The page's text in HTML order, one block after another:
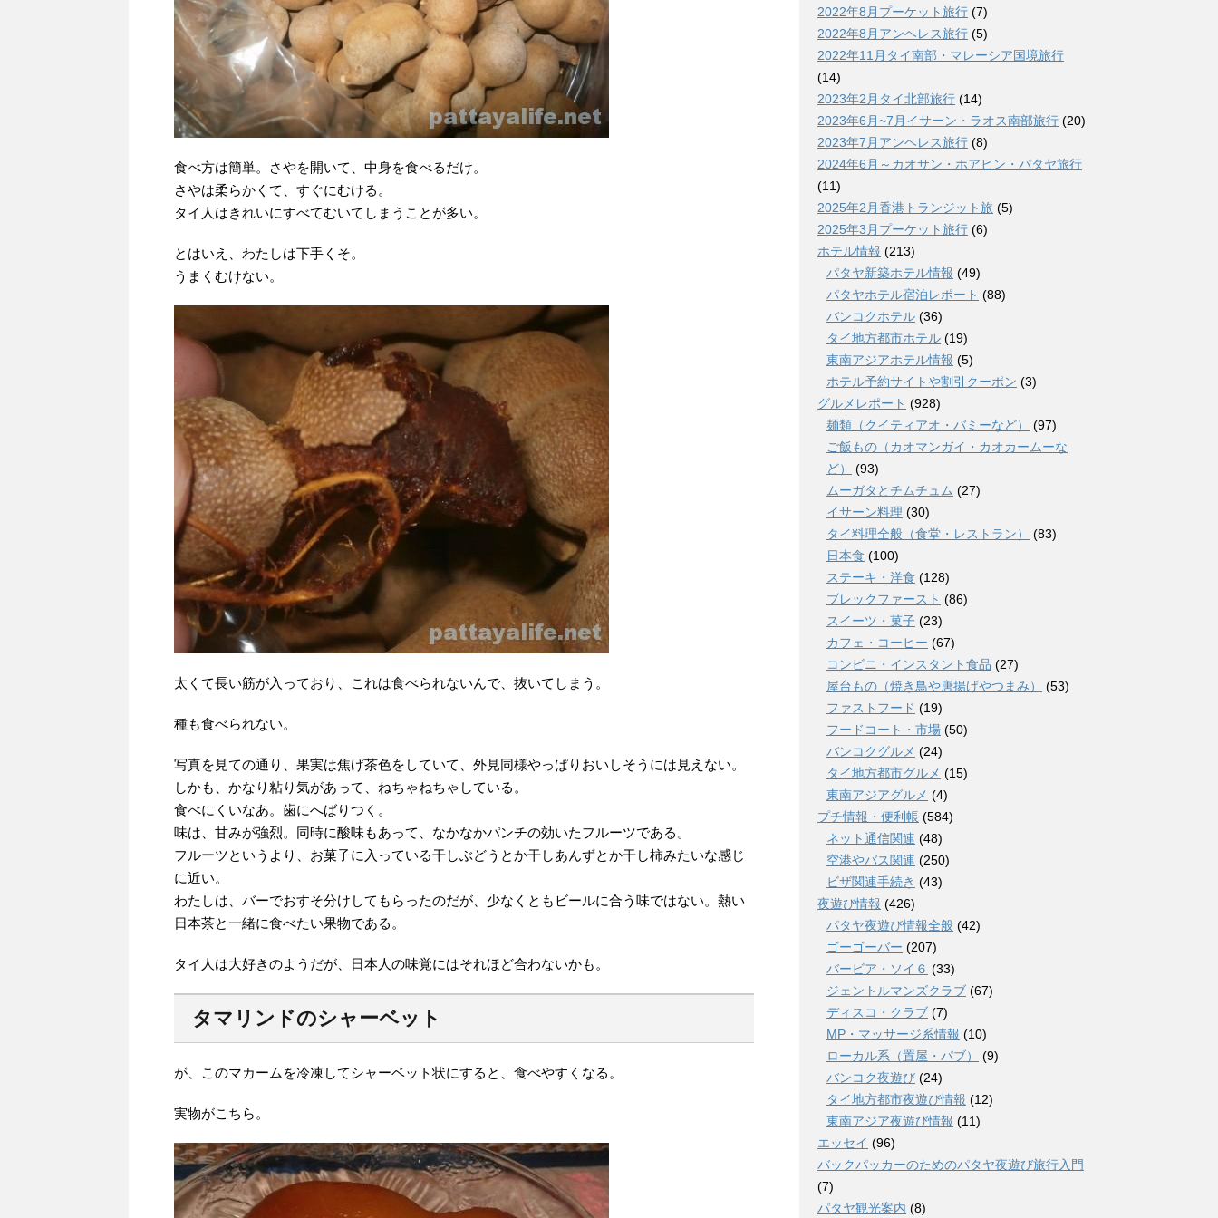
食べ方は簡単。さやを開いて、中身を食べるだけ。
さやは柔らかくて、すぐにむける。
タイ人はきれいにすべてむいてしまうことが多い。
とはいえ、わたしは下手くそ。
うまくむけない。
太くて長い筋が入っており、これは食べられないんで、抜いてしまう。
種も食べられない。
写真を見ての通り、果実は焦げ茶色をしていて、外見同様やっぱりおいしそうには見えない。
しかも、かなり粘り気があって、ねちゃねちゃしている。
食べにくいなあ。歯にへばりつく。
味は、甘みが強烈。同時に酸味もあって、なかなかパンチの効いたフルーツである。
フルーツというより、お菓子に入っている干しぶどうとか干しあんずとか干し柿みたいな感じ
に近い。
わたしは、バーでおすそ分けしてもらったのだが、少なくともビールに合う味ではない。熱い
日本茶と一緒に食べたい果物である。
タイ人は大好きのようだが、日本人の味覚にはそれほど合わないかも。
タマリンドのシャーベット
が、このマカームを冷凍してシャーベット状にすると、食べやすくなる。
実物がこちら。
2022年8月プーケット旅行 (7)
2022年8月アンヘレス旅行 (5)
2022年11月タイ南部・マレーシア国境旅行
(14)
2023年2月タイ北部旅行 (14)
2023年6月~7月イサーン・ラオス南部旅行 (20)
2023年7月アンヘレス旅行 (8)
2024年6月～カオサン・ホアヒン・パタヤ旅行
(11)
2025年2月香港トランジット旅 (5)
2025年3月プーケット旅行 (6)
ホテル情報 (213)
パタヤ新築ホテル情報 (49)
パタヤホテル宿泊レポート (88)
バンコクホテル (36)
タイ地方都市ホテル (19)
東南アジアホテル情報 (5)
ホテル予約サイトや割引クーポン (3)
グルメレポート (928)
麺類（クイティアオ・バミーなど）
(97)
ご飯もの（カオマンガイ・カオカームーな
ど）
(93)
ムーガタとチムチュム (27)
イサーン料理 (30)
タイ料理全般（食堂・レストラン）
(83)
日本食 (100)
ステーキ・洋食 (128)
ブレックファースト (86)
スイーツ・菓子 (23)
カフェ・コーヒー (67)
コンビニ・インスタント食品 (27)
屋台もの（焼き鳥や唐揚げやつまみ）
(53)
ファストフード (19)
フードコート・市場 (50)
バンコクグルメ (24)
タイ地方都市グルメ (15)
東南アジアグルメ (4)
プチ情報・便利帳 (584)
ネット通信関連 (48)
空港やバス関連 (250)
ビザ関連手続き (43)
夜遊び情報 (426)
パタヤ夜遊び情報全般 (42)
ゴーゴーバー (207)
バービア・ソイ６ (33)
ジェントルマンズクラブ (67)
ディスコ・クラブ (7)
MP・マッサージ系情報 (10)
ローカル系（置屋・パブ）
(9)
バンコク夜遊び (24)
タイ地方都市夜遊び情報 (12)
東南アジア夜遊び情報 (11)
エッセイ (96)
バックパッカーのためのパタヤ夜遊び旅行入門
(7)
パタヤ観光案内 (8)